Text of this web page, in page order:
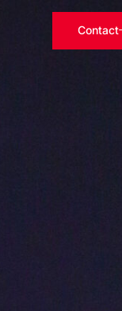
Contact